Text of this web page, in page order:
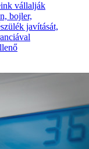
vállalják
bojler,
javítását,